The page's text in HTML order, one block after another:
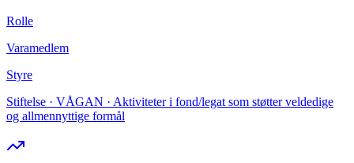
Rolle
Varamedlem
Styre
Stiftelse · VÅGAN · Aktiviteter i fond/legat som støtter veldedige
og allmennyttige formål